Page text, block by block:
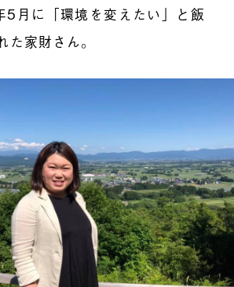
月に「環境を変えたい」と飯
た家財さん。